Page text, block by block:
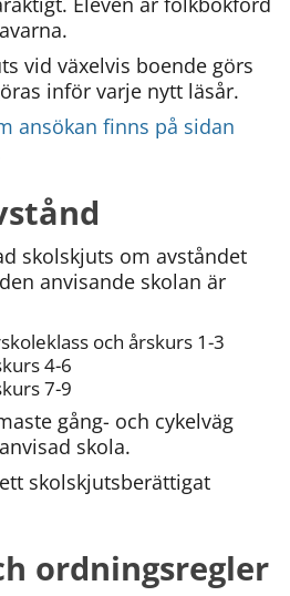
vid växelvis boende görs
inför varje nytt läsår.
ansökan finns på sidan
skolskjuts om avståndet
anvisande skolan är
och årskurs 1-3
4-6
7-9
gång- och cykelväg
skola.
skolskjutsberättigat
ordningsregler